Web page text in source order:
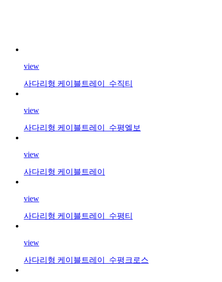
view
사다리형 케이블트레이_수직티
view
사다리형 케이블트레이_수평엘보
view
사다리형 케이블트레이
view
사다리형 케이블트레이_수평티
view
사다리형 케이블트레이_수평크로스